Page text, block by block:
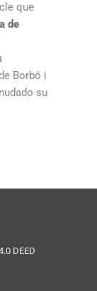
que
de
Borbó i
su
DEED